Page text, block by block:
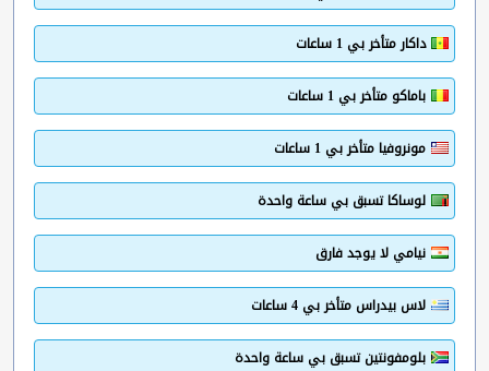
داكار متأخر بي 1 ساعات
باماكو متأخر بي 1 ساعات
مونروفيا متأخر بي 1 ساعات
لوساكا تسبق بي ساعة واحدة
نيامي لا يوجد فارق
لاس بيدراس متأخر بي 4 ساعات
بلومفونتين تسبق بي ساعة واحدة